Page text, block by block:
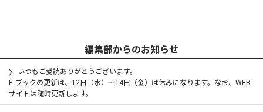
編集部からのお知らせ
いつもご愛読ありがとうございます。
E-ブックの更新は、12日（水）～14日（金）は休みになります。なお、WEB
サイトは随時更新します。